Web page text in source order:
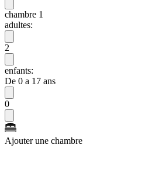
chambre 1
adultes:
2
enfants:
De 0 a 17 ans
0
Ajouter une chambre